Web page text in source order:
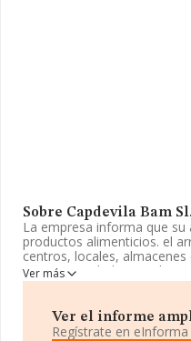
Sobre Capdevila Bam Sl.
La empresa informa que
productos alimenticios. el
centros, locales,
como Sociedad Limitada.
carne y productos
Para más información es
info3@logiprox.cat .
Ver más
Ver el informe
Regístrate en